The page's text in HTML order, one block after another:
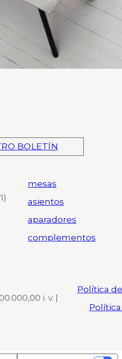
BOLETÍN
mesas
asientos
aparadores
complementos
i. v. |
Política